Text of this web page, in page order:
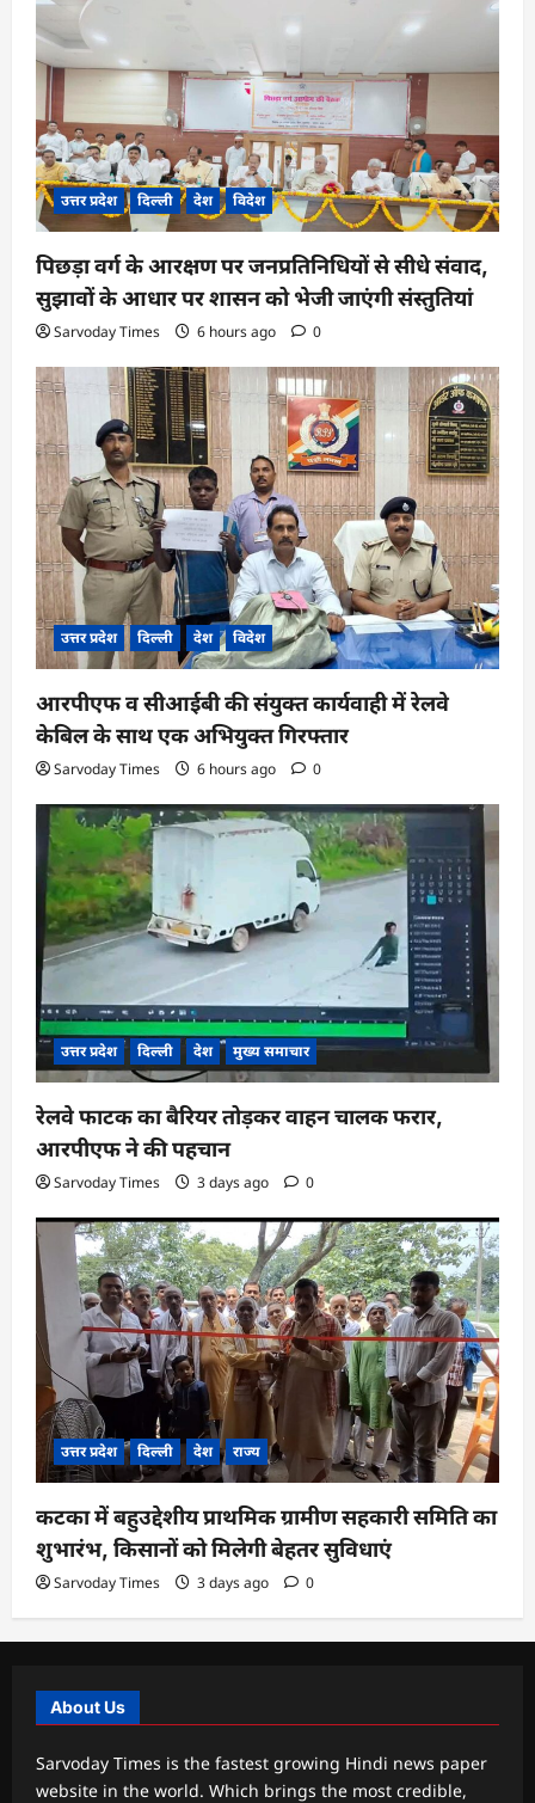
उत्तर प्रदेश दिल्ली देश विदेश
पिछड़ा वर्ग के आरक्षण पर जनप्रतिनिधियों से सीधे संवाद,
सुझावों के आधार पर शासन को भेजी जाएंगी संस्तुतियां
Sarvoday Times 6 hours ago 0
उत्तर प्रदेश दिल्ली देश विदेश
आरपीएफ व सीआईबी की संयुक्त कार्यवाही में रेलवे
केबिल के साथ एक अभियुक्त गिरफ्तार
Sarvoday Times 6 hours ago 0
उत्तर प्रदेश दिल्ली देश मुख्य समाचार
रेलवे फाटक का बैरियर तोड़कर वाहन चालक फरार,
आरपीएफ ने की पहचान
Sarvoday Times 3 days ago 0
उत्तर प्रदेश दिल्ली देश राज्य
कटका में बहुउद्देशीय प्राथमिक ग्रामीण सहकारी समिति का
शुभारंभ, किसानों को मिलेगी बेहतर सुविधाएं
Sarvoday Times 3 days ago 0
About Us
Sarvoday Times is the fastest growing Hindi news paper
website in the world. Which brings the most credible,